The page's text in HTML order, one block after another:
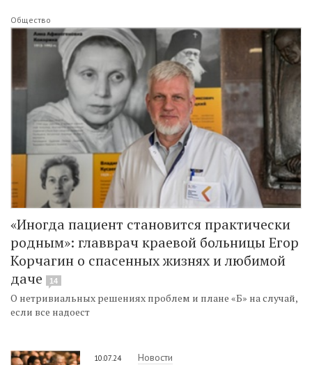
Общество
«Иногда пациент становится практически
родным»: главврач краевой больницы Егор
Корчагин о спасенных жизнях и любимой
даче
14
О нетривиальных решениях проблем и плане «Б» на случай,
если все надоест
10.07.24 Новости